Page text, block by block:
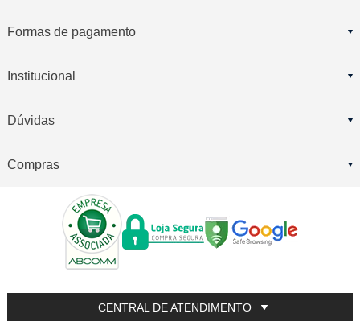
Formas de pagamento
Institucional
Dúvidas
Compras
CENTRAL DE ATENDIMENTO